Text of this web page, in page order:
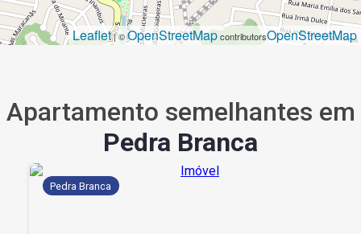
Leaflet| ©OpenStreetMapcontributorsOpenStreetMap
Apartamento semelhantes em
Pedra Branca
Pedra Branca